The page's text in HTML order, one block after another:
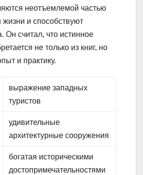
неотъемлемой частью
жизни и способствуют
Он считал, что истинное
не только из книг, но
и практику.
выражение западных
туристов
удивительные
архитектурные сооружения
богатая историческими
достопримечательностями